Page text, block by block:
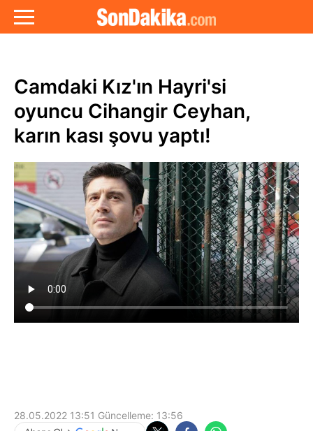
Camdaki Kız'ın Hayri'si
oyuncu Cihangir Ceyhan,
karın kası şovu yaptı!
28.05.2022 13:51 Güncelleme: 13:56